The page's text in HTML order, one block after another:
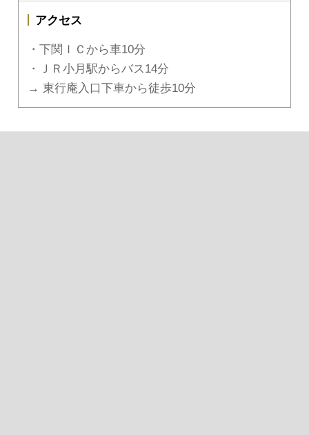
アクセス
・下関ＩＣから車10分
・ＪＲ小月駅からバス14分
→ 東行庵入口下車から徒歩10分